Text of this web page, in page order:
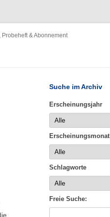
Probeheft & Abonnement
Suche im Archiv
Erscheinungsjahr
Erscheinungsmonat
Schlagworte
Freie Suche: